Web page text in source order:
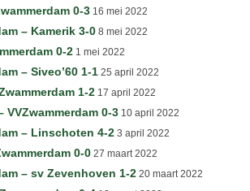
0-3 16 mei 2022
– Kamerik 3-0 8 mei 2022
0-2 1 mei 2022
– Siveo’60 1-1 25 april 2022
1-2 17 april 2022
VVZwammerdam 0-3 10 april 2022
– Linschoten 4-2 3 april 2022
0-0 27 maart 2022
– sv Zevenhoven 1-2 20 maart 2022